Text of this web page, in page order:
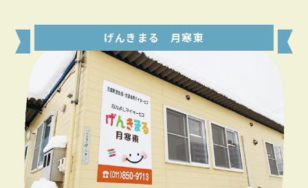
げんきまる 月寒東